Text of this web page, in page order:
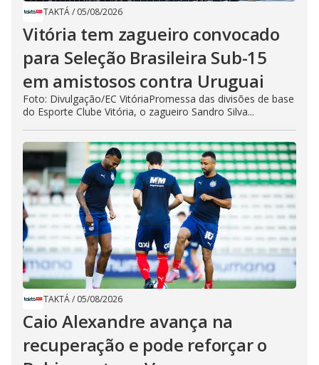
TAKTÁ/ 05/08/2026
Vitória tem zagueiro convocado
para Seleção Brasileira Sub-15
em amistosos contra Uruguai
Foto: Divulgação/EC VitóriaPromessa das divisões de base
do Esporte Clube Vitória, o zagueiro Sandro Silva...
TAKTÁ/ 05/08/2026
Caio Alexandre avança na
recuperação e pode reforçar o